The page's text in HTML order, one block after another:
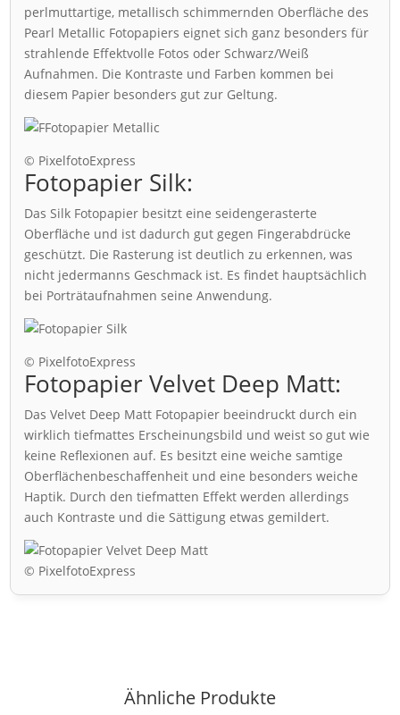
perlmuttartige, metallisch schimmernden Oberfläche des
Pearl Metallic Fotopapiers eignet sich ganz besonders für
strahlende Effektvolle Fotos oder Schwarz/Weiß
Aufnahmen. Die Kontraste und Farben kommen bei
diesem Papier besonders gut zur Geltung.
© PixelfotoExpress
Fotopapier Silk:
Das Silk Fotopapier besitzt eine seidengerasterte
Oberfläche und ist dadurch gut gegen Fingerabdrücke
geschützt. Die Rasterung ist deutlich zu erkennen, was
nicht jedermanns Geschmack ist. Es findet hauptsächlich
bei Porträtaufnahmen seine Anwendung.
© PixelfotoExpress
Fotopapier Velvet Deep Matt:
Das Velvet Deep Matt Fotopapier beeindruckt durch ein
wirklich tiefmattes Erscheinungsbild und weist so gut wie
keine Reflexionen auf. Es besitzt eine weiche samtige
Oberflächenbeschaffenheit und eine besonders weiche
Haptik. Durch den tiefmatten Effekt werden allerdings
auch Kontraste und die Sättigung etwas gemildert.
© PixelfotoExpress
Ähnliche Produkte